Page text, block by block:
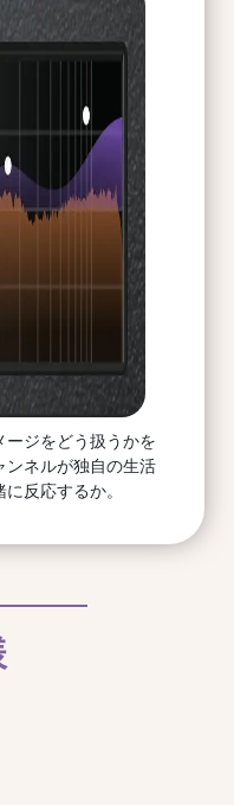
ージをどう扱うかを
ネルが独自の生活
反応するか。